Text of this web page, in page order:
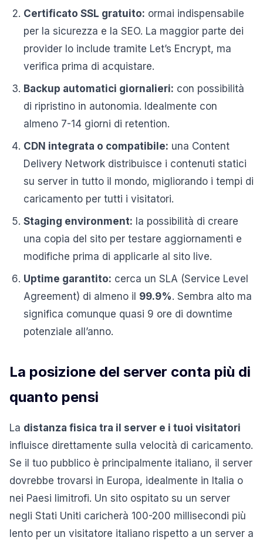
Certificato SSL gratuito: ormai indispensabile
per la sicurezza e la SEO. La maggior parte dei
provider lo include tramite Let’s Encrypt, ma
verifica prima di acquistare.
Backup automatici giornalieri: con possibilità
di ripristino in autonomia. Idealmente con
almeno 7-14 giorni di retention.
CDN integrata o compatibile: una Content
Delivery Network distribuisce i contenuti statici
su server in tutto il mondo, migliorando i tempi di
caricamento per tutti i visitatori.
Staging environment: la possibilità di creare
una copia del sito per testare aggiornamenti e
modifiche prima di applicarle al sito live.
Uptime garantito: cerca un SLA (Service Level
Agreement) di almeno il 99.9%. Sembra alto ma
significa comunque quasi 9 ore di downtime
potenziale all’anno.
La posizione del server conta più di
quanto pensi
La distanza fisica tra il server e i tuoi visitatori
influisce direttamente sulla velocità di caricamento.
Se il tuo pubblico è principalmente italiano, il server
dovrebbe trovarsi in Europa, idealmente in Italia o
nei Paesi limitrofi. Un sito ospitato su un server
negli Stati Uniti caricherà 100-200 millisecondi più
lento per un visitatore italiano rispetto a un server a